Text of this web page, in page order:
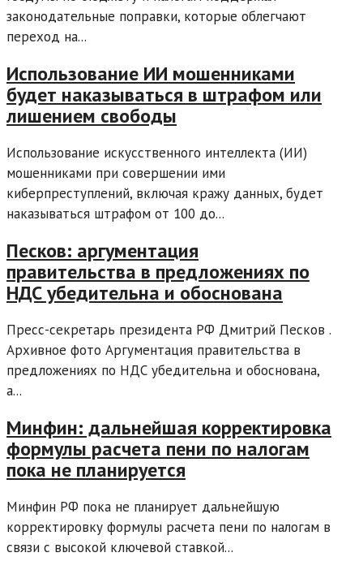
законодательные поправки, которые облегчают
переход на...
Использование ИИ мошенниками
будет наказываться в штрафом или
лишением свободы
Использование искусственного интеллекта (ИИ)
мошенниками при совершении ими
киберпреступлений, включая кражу данных, будет
наказываться штрафом от 100 до...
Песков: аргументация
правительства в предложениях по
НДС убедительна и обоснована
Пресс-секретарь президента РФ Дмитрий Песков .
Архивное фото Аргументация правительства в
предложениях по НДС убедительна и обоснована,
а...
Минфин: дальнейшая корректировка
формулы расчета пени по налогам
пока не планируется
Минфин РФ пока не планирует дальнейшую
корректировку формулы расчета пени по налогам в
связи с высокой ключевой ставкой...